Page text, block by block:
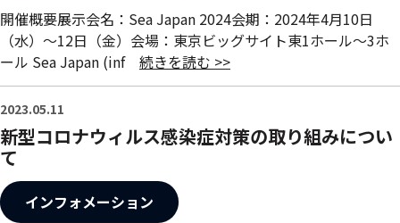
開催概要展示会名：Sea Japan 2024会期：2024年4月10日
（水）～12日（金）会場：東京ビッグサイト東1ホール～3ホ
ール Sea Japan (inf 続きを読む >>
2023.05.11
新型コロナウィルス感染症対策の取り組みについ
て
インフォメーション